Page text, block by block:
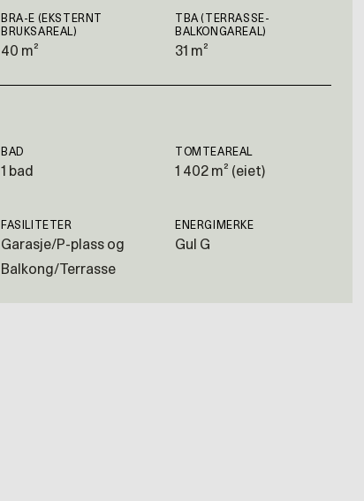
BRA-E (EKSTERNT
BRUKSAREAL)
40 m²
TBA (TERRASSE-
BALKONGAREAL)
31 m²
BAD
1 bad
TOMTEAREAL
1 402 m² (eiet)
FASILITETER
Garasje/P-plass og
Balkong/Terrasse
ENERGIMERKE
Gul G